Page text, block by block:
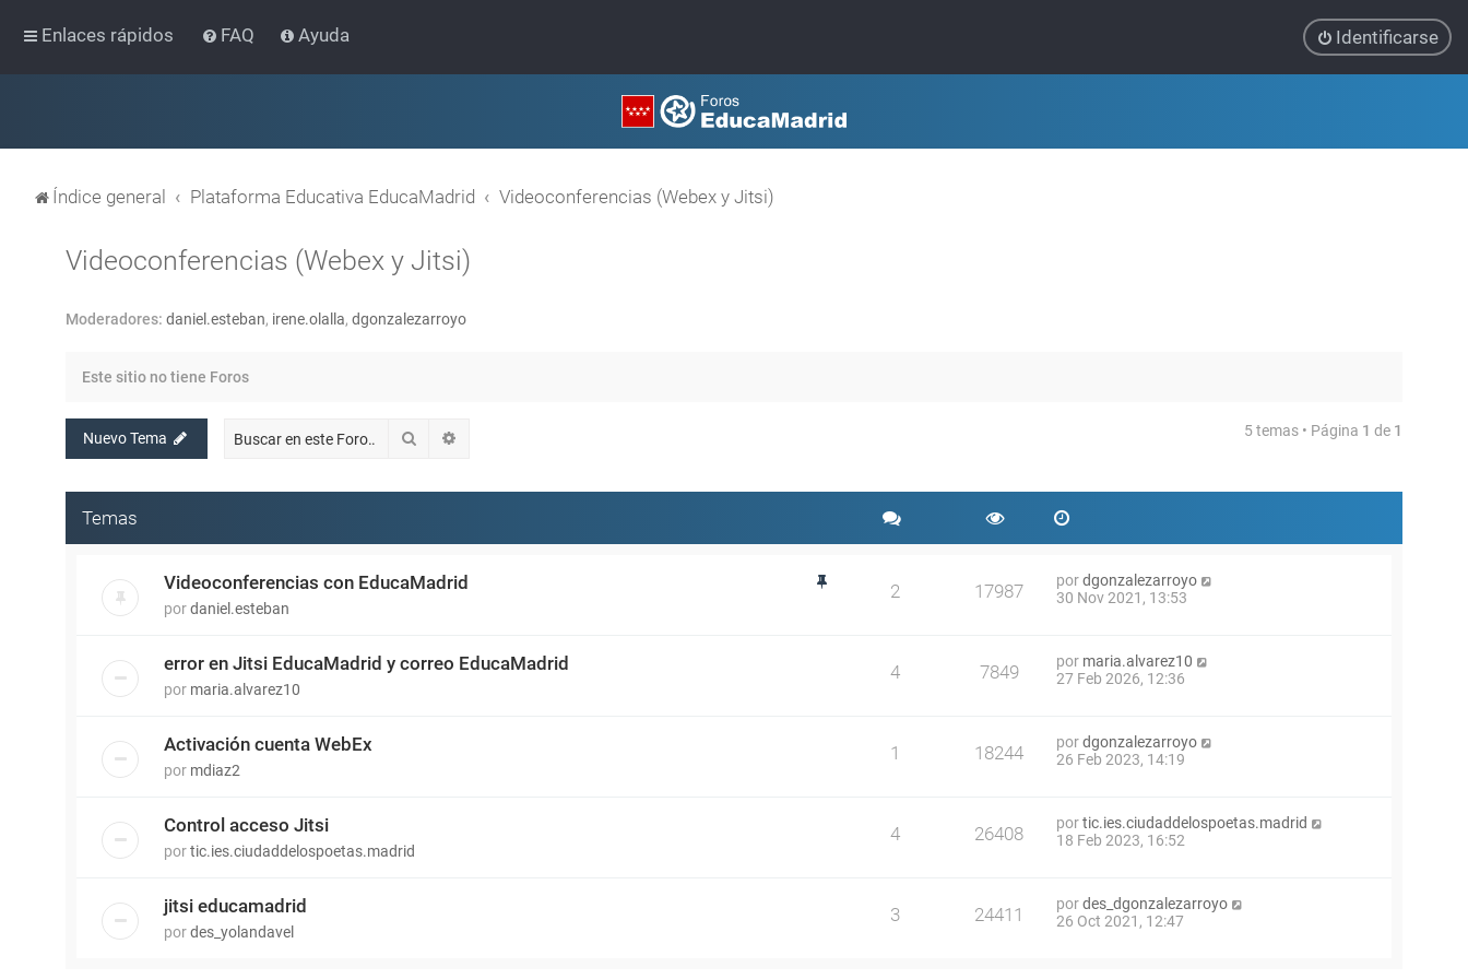
Enlaces rápidos FAQ Ayuda Identificarse
Índice general Plataforma Educativa EducaMadrid Videoconferencias (Webex y Jitsi)
Videoconferencias (Webex y Jitsi)
Moderadores: daniel.esteban, irene.olalla, dgonzalezarroyo
Este sitio no tiene Foros
Nuevo Tema Buscar 5 temas • Página 1 de 1
Temas
Videoconferencias con EducaMadrid
pordaniel.esteban
2 17987 pordgonzalezarroyo
30 Nov 2021, 13:53
error en Jitsi EducaMadrid y correo EducaMadrid
por maria.alvarez10
4 7849 por maria.alvarez10
27 Feb 2026, 12:36
Activación cuenta WebEx
por mdiaz2
1 18244 pordgonzalezarroyo
26 Feb 2023, 14:19
Control acceso Jitsi
portic.ies.ciudaddelospoetas.madrid
4 26408 portic.ies.ciudaddelospoetas.madrid
18 Feb 2023, 16:52
jitsi educamadrid
pordes_yolandavel
3 24411 pordes_dgonzalezarroyo
26 Oct 2021, 12:47